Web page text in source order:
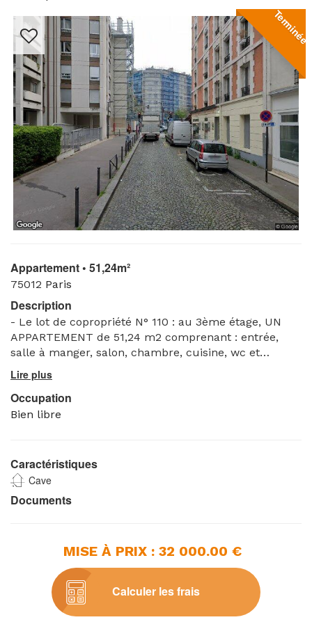
Terminée
Appartement • 51,24m²
75012 Paris
Description
- Le lot de copropriété N° 110 : au 3ème étage, UN
APPARTEMENT de 51,24 m2 comprenant : entrée,
salle à manger, salon, chambre, cuisine, wc et
Et les 965/1000èmes de la propriété du sol et des
parties communes générales.
Et les 1.005/10000èmes des parties communes
portant le numéro 6.
Et les 9/1000èmes de la propriété du sol et des
parties communes générales.
Et les 9/10000èmes des parties communes
4 décembre 2025.
Cadastre : section AX n°46
Occupation
Bien libre
Caractéristiques
Cave
Documents
MISE À PRIX : 32 000.00 €
Calculer les frais